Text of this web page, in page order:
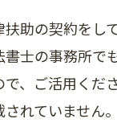
助の契約をし
書士の事務所で
、ご活用くだ
れていません。